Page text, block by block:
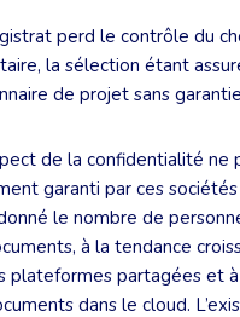
perd le contrôle du
la sélection étant
de projet sans
de la confidentialité ne
garanti par ces
le nombre de
à la tendance
plateformes partagées et
dans le cloud.